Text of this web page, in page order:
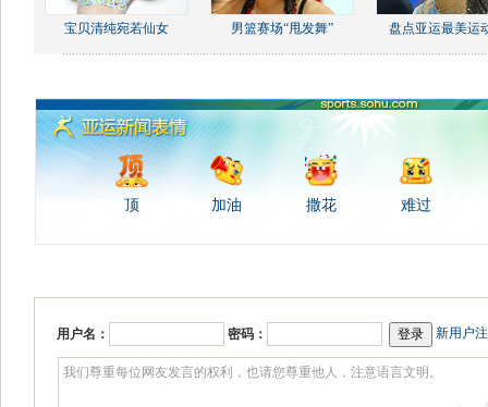
宝贝清纯宛若仙女 男篮赛场“甩发舞” 盘点亚运最美运
顶 加油 撒花 难过
用户名： 密码： 新用户